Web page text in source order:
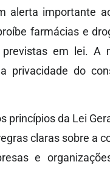
alerta importante
farmácias e
em lei.
privacidade do
princípios da Lei
claras sobre a
e